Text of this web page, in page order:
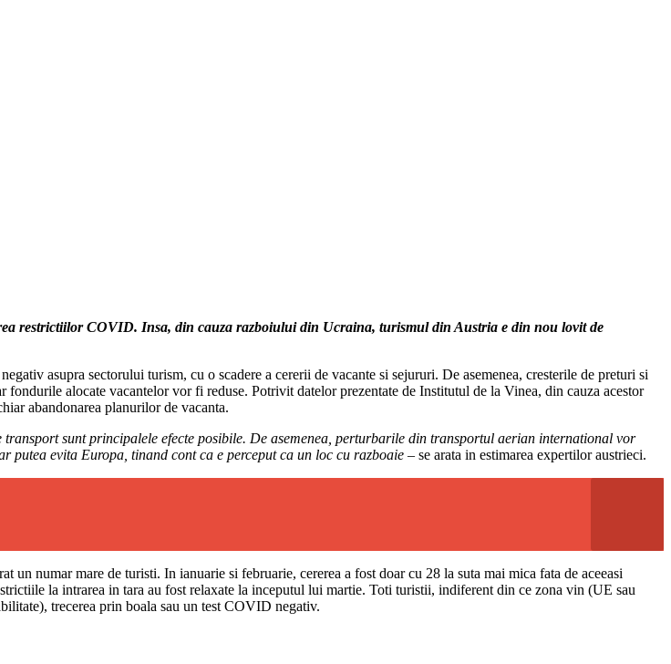
restrictiilor COVID. Insa, din cauza razboiului din Ucraina, turismul din Austria e din nou lovit de
asupra sectorului turism, cu o scadere a cererii de vacante si sejururi. De asemenea, cresterile de preturi si
alocate vacantelor vor fi reduse. Potrivit datelor prezentate de Institutul de la Vinea, din cauza acestor
abandonarea planurilor de vacanta.
sunt principalele efecte posibile. De asemenea, perturbarile din transportul aerian international vor
putea evita Europa, tinand cont ca e perceput ca un loc cu razboaie – se arata in estimarea expertilor austrieci.
numar mare de turisti. In ianuarie si februarie, cererea a fost doar cu 28 la suta mai mica fata de aceeasi
la intrarea in tara au fost relaxate la inceputul lui martie. Toti turistii, indiferent din ce zona vin (UE sau
trecerea prin boala sau un test COVID negativ.